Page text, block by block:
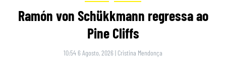
Ramón von Schükkmann regressa ao
Pine Cliffs
10:54 6 Agosto, 2026 | Cristina Mendonça